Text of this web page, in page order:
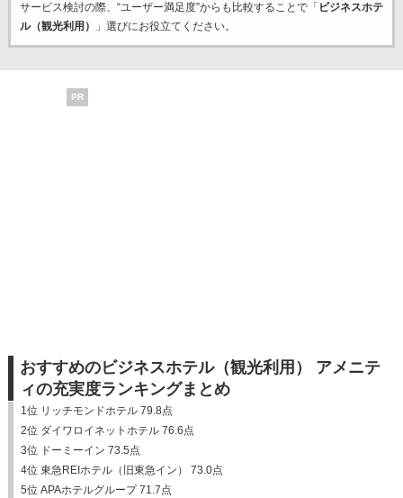
サービス検討の際、“ユーザー満足度”からも比較することで「 ビジネスホテ
ル（観光利用）
」選びにお役立てください。
PR
おすすめのビジネスホテル（観光利用） アメニテ
ィの充実度ランキングまとめ
1位 リッチモンドホテル 79.8点
2位 ダイワロイネットホテル 76.6点
3位 ドーミーイン 73.5点
4位 東急REIホテル（旧東急イン） 73.0点
5位 APAホテルグループ 71.7点